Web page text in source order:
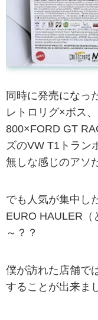
同時に発売になっ
レトロリグ×ボス
800×FORD GT
ズのVW T1トラン
無しな感じのアソ
でも人気が集中し
EURO HAULER（
～？？
僕が訪れた店舗で
することが出来ま